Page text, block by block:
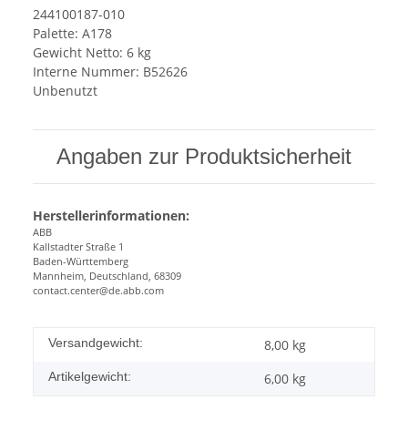
244100187-010
Palette: A178
Gewicht Netto: 6 kg
Interne Nummer: B52626
Unbenutzt
Angaben zur Produktsicherheit
Herstellerinformationen:
ABB
Kallstadter Straße 1
Baden-Württemberg
Mannheim, Deutschland, 68309
contact.center@de.abb.com
Versandgewicht: 8,00 kg
Artikelgewicht: 6,00 kg